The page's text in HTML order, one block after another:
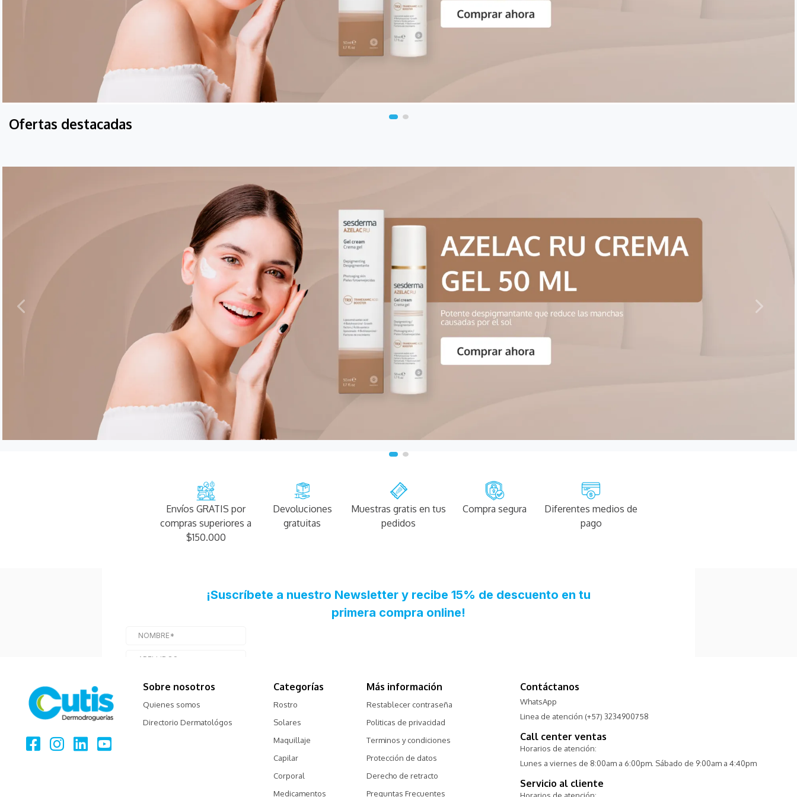
Ofertas destacadas
Envíos GRATIS por
compras superiores a
$150.000
Devoluciones
gratuitas
Muestras gratis en tus
pedidos
Compra segura
Diferentes medios de
pago
Sobre nosotros
Quienes somos
Directorio Dermatológos
Categorías
Rostro
Solares
Maquillaje
Capilar
Corporal
Medicamentos
Más información
Restablecer contraseña
Politicas de privacidad
Terminos y condiciones
Protección de datos
Derecho de retracto
Preguntas Frecuentes
Contáctanos
WhatsApp
Linea de atención (+57) 3234900758
Call center ventas
Horarios de atención:
Lunes a viernes de 8:00am a 6:00pm. Sábado de 9:00am a 4:40pm
Servicio al cliente